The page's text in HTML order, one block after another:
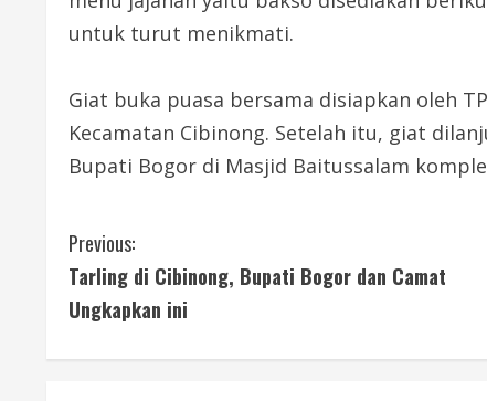
untuk turut menikmati.
Giat buka puasa bersama disiapkan oleh
Kecamatan Cibinong. Setelah itu, giat
Bupati Bogor di Masjid Baitussalam
C
o
Previous:
Tarling di Cibinong, Bupati Bogor dan Camat
Ungkapkan ini